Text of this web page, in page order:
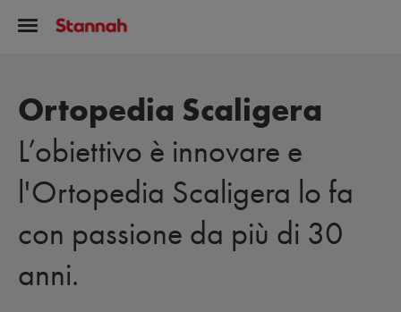
Ortopedia Scaligera
L’obiettivo è innovare e
l'Ortopedia Scaligera lo fa
con passione da più di 30
anni.